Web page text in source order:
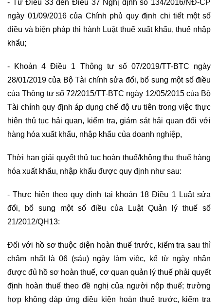
- Từ Điều 33 đến Điều 37 Nghị định số 134/2016/NĐ-CP
ngày 01/09/2016 của Chính phủ quy định chi tiết một số
điều và biện pháp thi hành Luật thuế xuất khẩu, thuế nhập
khẩu;
- Khoản 4 Điều 1 Thông tư số 07/2019/TT-BTC ngày
28/01/2019 của Bộ Tài chính sửa đổi, bổ sung một số điều
của Thông tư số 72/2015/TT-BTC ngày 12/05/2015 của Bộ
Tài chính quy định áp dụng chế độ ưu tiên trong việc thực
hiện thủ tục hải quan, kiểm tra, giám sát hải quan đối với
hàng hóa xuất khẩu, nhập khẩu của doanh nghiệp,
Thời hạn giải quyết thủ tục hoàn thuế/không thu thuế hàng
hóa xuất khẩu, nhập khẩu được quy định như sau:
- Thực hiện theo quy định tại khoản 18 Điều 1 Luật sửa
đổi, bổ sung một số điều của Luật Quản lý thuế số
21/2012/QH13:
Đối với hồ sơ thuộc diện hoàn thuế trước, kiểm tra sau thì
chậm nhất là 06 (sáu) ngày làm việc, kể từ ngày nhận
được đủ hồ sơ hoàn thuế, cơ quan quản lý thuế phải quyết
định hoàn thuế theo đề nghị của người nộp thuế; trường
hợp không đáp ứng điều kiện hoàn thuế trước, kiểm tra